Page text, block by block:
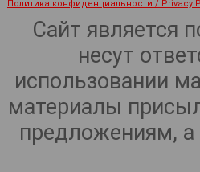
Политика конфиденциальности / Privacy
Сайт является
несут
использовании
материалы
предложениям,